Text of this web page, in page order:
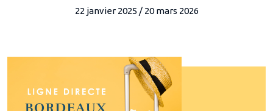
22 janvier 2025 / 20 mars 2026